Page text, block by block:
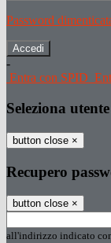
Password
-
Entra con SPID
Seleziona utente
button close ×
Recupero
button close ×
all'indirizzo indicato